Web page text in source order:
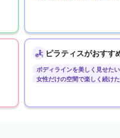
ピラティスがおすす
ボディラインを美しく見せた
女性だけの空間で楽しく続け